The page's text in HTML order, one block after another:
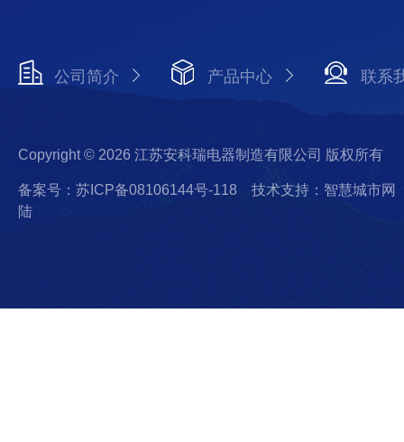
公司简介 产品中心 联系
Copyright © 2026 江苏安科瑞电器制造有限公司 版权所有
备案号：苏ICP备08106144号-118
技术支持：智慧城市网
陆